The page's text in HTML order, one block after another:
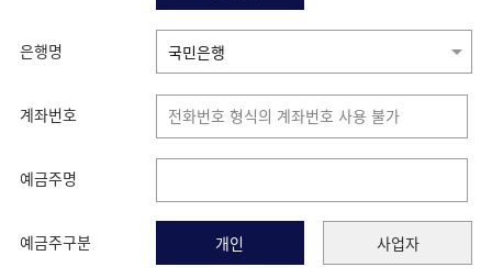
은행명
계좌번호
예금주명
예금주구분 개인 사업자